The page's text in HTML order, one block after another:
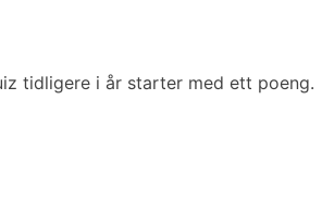
tidligere i år starter med ett poeng.